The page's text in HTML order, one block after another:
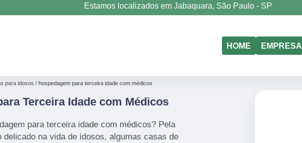
Estamos localizados em Jabaquara, São Paulo - SP
(11)5011-6635 (11) 98177-4079
HOME EMPRESA
para idosos hospedagem para terceira idade com médicos
Terceira Idade com Médicos
para terceira idade com médicos? Pela
delicado na vida de idosos, algumas casas de